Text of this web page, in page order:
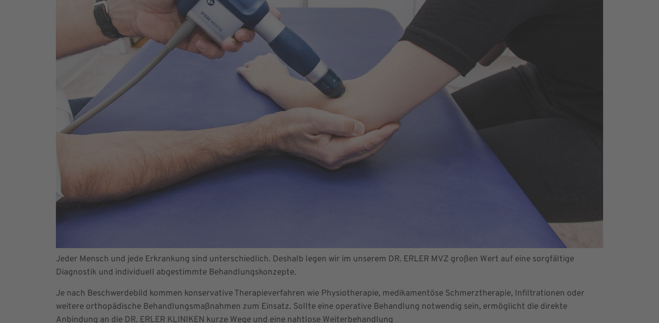
Jeder Mensch und jede Erkrankung sind unterschiedlich. Deshalb legen wir im unserem DR. ERLER MVZ großen Wert auf eine sorgfältige
Diagnostik und individuell abgestimmte Behandlungskonzepte.
Je nach Beschwerdebild kommen konservative Therapieverfahren wie Physiotherapie, medikamentöse Schmerztherapie, Infiltrationen oder
weitere orthopädische Behandlungsmaßnahmen zum Einsatz. Sollte eine operative Behandlung notwendig sein, ermöglicht die direkte
Anbindung an die DR. ERLER KLINIKEN kurze Wege und eine nahtlose Weiterbehandlung